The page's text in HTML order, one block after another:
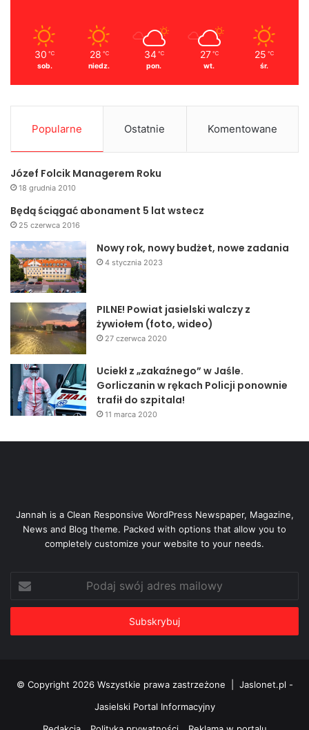
30 ℃
sob.
28 ℃
niedz.
34 ℃
pon.
27 ℃
wt.
25 ℃
śr.
Popularne Ostatnie Komentowane
Józef Folcik Managerem Roku
18 grudnia 2010
Będą ściągać abonament 5 lat wstecz
25 czerwca 2016
Nowy rok, nowy budżet, nowe zadania
4 stycznia 2023
PILNE! Powiat jasielski walczy z
żywiołem (foto, wideo)
27 czerwca 2020
Uciekł z „zakaźnego” w Jaśle.
Gorliczanin w rękach Policji ponownie
trafił do szpitala!
11 marca 2020
Jannah is a Clean Responsive WordPress Newspaper, Magazine,
News and Blog theme. Packed with options that allow you to
completely customize your website to your needs.
swój
adres
© Copyright 2026 Wszystkie prawa zastrzeżone | Jaslonet.pl -
Jasielski Portal Informacyjny